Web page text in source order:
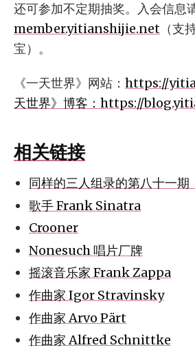
还可参加不定期抽奖。入会信息
member.yitianshijie.net （支
宝）。
《一天世界》网站： https://
天世界》博客： https://
相关链接
同样的三人组录的第八十一期
歌手 Frank Sinatra
Crooner
Nonesuch 唱片厂牌
摇滚音乐家 Frank Zappa
作曲家 Igor Stravinsky
作曲家 Arvo Pärt
作曲家 Alfred Schnittke